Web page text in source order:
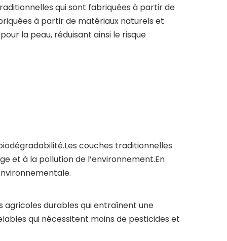
qui sont fabriquées à partir de
à partir de matériaux naturels et
la peau, réduisant ainsi le risque
couches traditionnelles
et à la pollution de l’environnement.En
agricoles durables qui entraînent une
qui nécessitent moins de pesticides et